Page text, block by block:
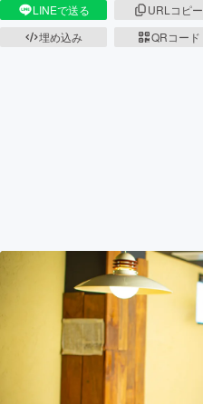
LINEで送る
URLコピー
埋め込み
QRコード